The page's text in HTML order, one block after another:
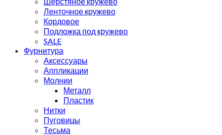
Ленточное кружево
Кордовое
Подложка под кружево
SALE
Фурнитура
Аксессуары
Аппликации
Молнии
Металл
Пластик
Нитки
Пуговицы
Тесьма